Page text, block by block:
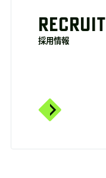
RECRUIT
採用情報